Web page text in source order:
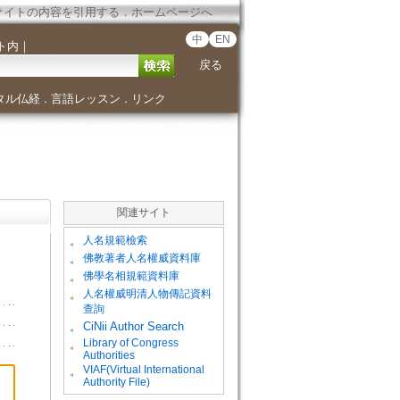
イトの内容を引用する．ホームページへ
内 ｜ 中 EN
戻る
ル仏経． 言語レッスン ． リンク
関連サイト
。 人名規範檢索
。 佛教著者人名權威資料庫
。 佛學名相規範資料庫
。
人名權威明清人物傳記資料
查詢
。
CiNii Author Search
。
Library of Congress
Authorities
。
VIAF(Virtual International
Authority File)